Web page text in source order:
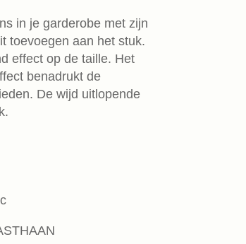
in je garderobe met zijn
toevoegen aan het stuk.
effect op de taille. Het
benadrukt de
De wijd uitlopende